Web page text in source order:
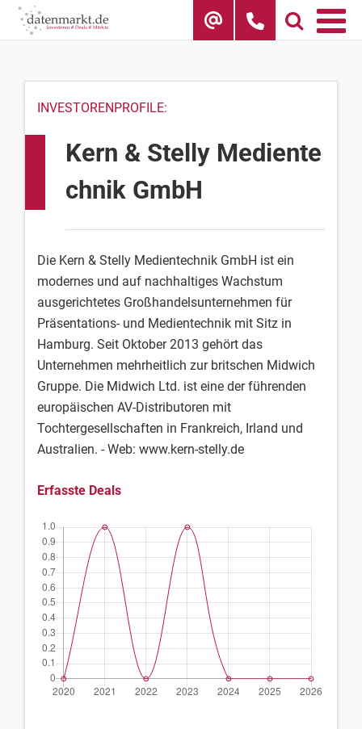
Skip
INVESTORENPROFILE:
Kern & Stelly Mediente
chnik GmbH
Die Kern & Stelly Medientechnik GmbH ist ein
modernes und auf nachhaltiges Wachstum
ausgerichtetes Großhandelsunternehmen für
Präsentations- und Medientechnik mit Sitz in
Hamburg. Seit Oktober 2013 gehört das
Unternehmen mehrheitlich zur britschen Midwich
Gruppe. Die Midwich Ltd. ist eine der führenden
europäischen AV-Distributoren mit
Tochtergesellschaften in Frankreich, Irland und
Australien. - Web: www.kern-stelly.de
Erfasste Deals